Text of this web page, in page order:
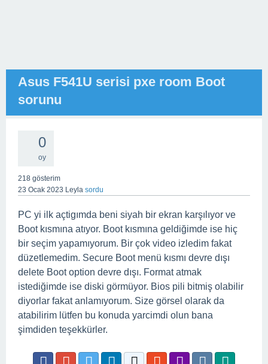
Asus F541U serisi pxe room Boot
sorunu
0
oy
218 gösterim
23 Ocak 2023 Leyla sordu
PC yi ilk açtigımda beni siyah bir ekran karşılıyor ve
Boot kısmına atıyor. Boot kısmına geldiğimde ise hiç
bir seçim yapamıyorum. Bir çok video izledim fakat
düzetlemedim. Secure Boot menü kısmı devre dışı
delete Boot option devre dışı. Format atmak
istediğimde ise diski görmüyor. Bios pili bitmiş olabilir
diyorlar fakat anlamıyorum. Size görsel olarak da
atabilirim lütfen bu konuda yarcimdi olun bana
şimdiden teşekkürler.